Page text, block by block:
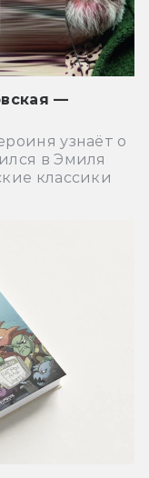
—
узнаёт о
в Эмиля
классики